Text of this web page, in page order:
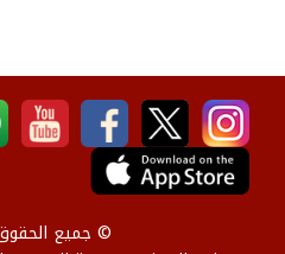
© جميع